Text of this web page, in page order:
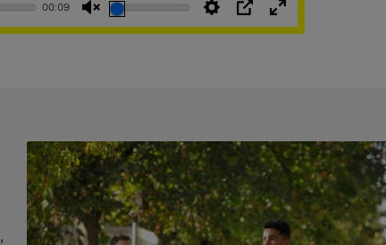
00:09
StummschaltungEinstellungen
PIP Vollbild